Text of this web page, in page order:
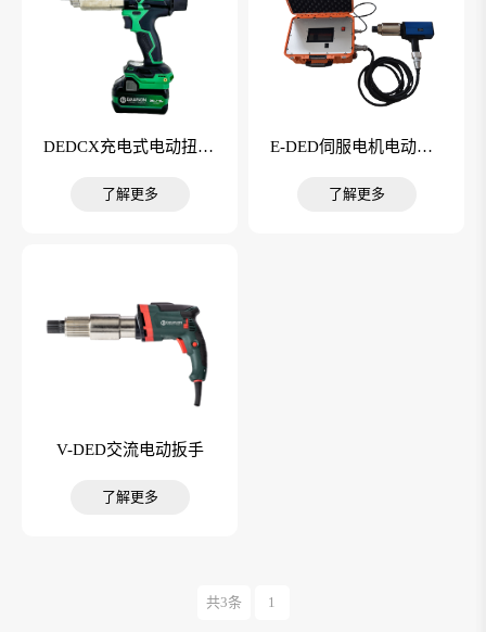
DEDCX充电式电动扭矩扳手
了解更多
E-DED伺服电机电动扳手
了解更多
V-DED交流电动扳手
了解更多
共3条 1